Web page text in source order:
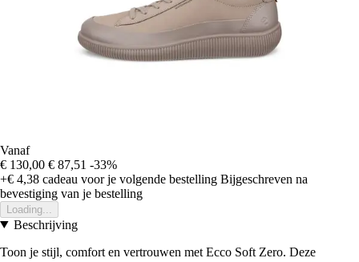
Vanaf
€ 130,00 € 87,51 -33%
+€ 4,38 cadeau voor je volgende bestelling Bijgeschreven na
bevestiging van je bestelling
Loading...
Beschrijving
Toon je stijl, comfort en vertrouwen met Ecco Soft Zero. Deze